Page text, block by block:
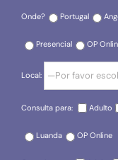
Onde? Portugal
Presencial OP
Local:
Consulta para: Adulto
Luanda OP Online